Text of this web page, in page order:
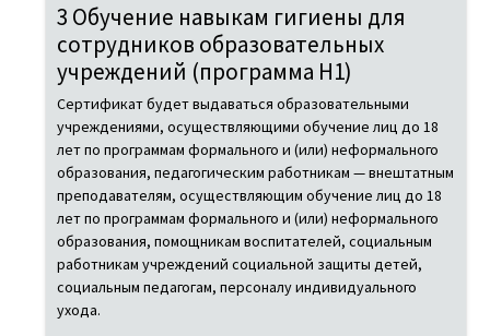
3 Обучение навыкам гигиены для
сотрудников образовательных
учреждений (программа H1)
Сертификат будет выдаваться образовательными
учреждениями, осуществляющими обучение лиц до 18
лет по программам формального и (или) неформального
образования, педагогическим работникам — внештатным
преподавателям, осуществляющим обучение лиц до 18
лет по программам формального и (или) неформального
образования, помощникам воспитателей, социальным
работникам учреждений социальной защиты детей,
социальным педагогам, персоналу индивидуального
ухода.